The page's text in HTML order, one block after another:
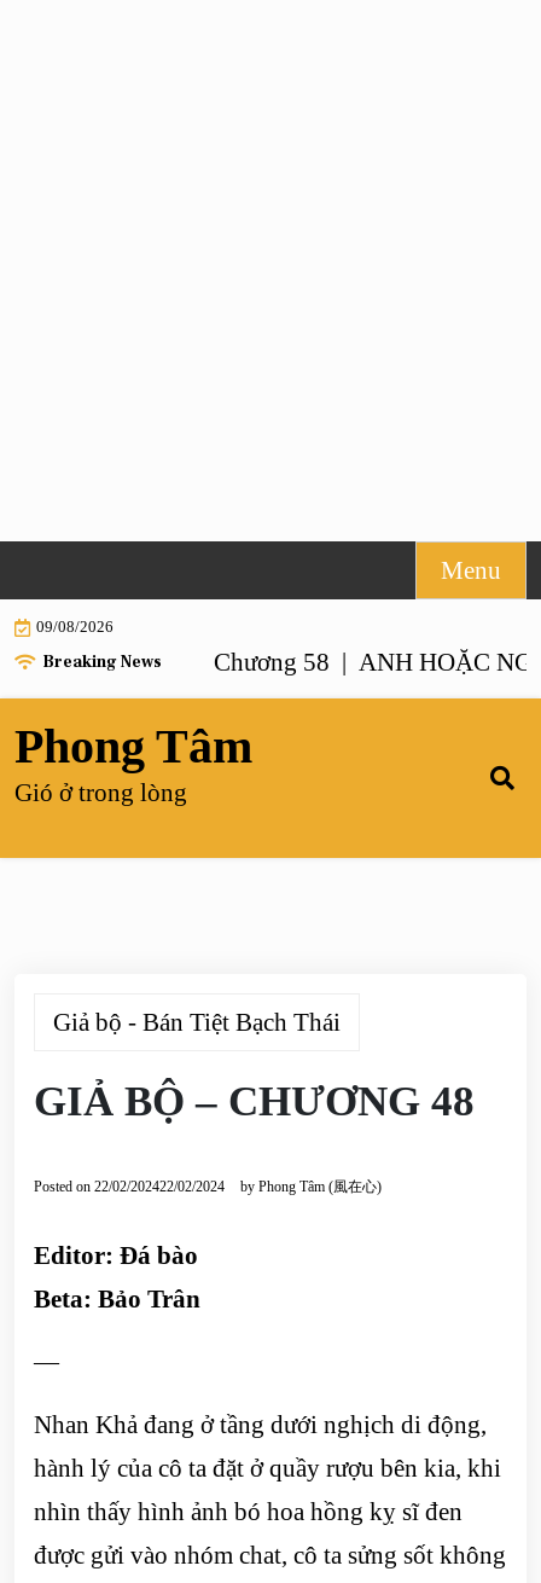
to
content
Menu
09/08/2026
Breaking News
NHƯ ANH – Chương 58 | ANH HOẶC NGƯỜI
Phong Tâm
Gió ở trong lòng
Giả bộ - Bán Tiệt Bạch Thái
GIẢ BỘ – CHƯƠNG 48
Posted on 22/02/202422/02/2024 by Phong Tâm (風在心)
Editor: Đá bào
Beta: Bảo Trân
—
Nhan Khả đang ở tầng dưới nghịch di động,
hành lý của cô ta đặt ở quầy rượu bên kia, khi
nhìn thấy hình ảnh bó hoa hồng kỵ sĩ đen
được gửi vào nhóm chat, cô ta sửng sốt không